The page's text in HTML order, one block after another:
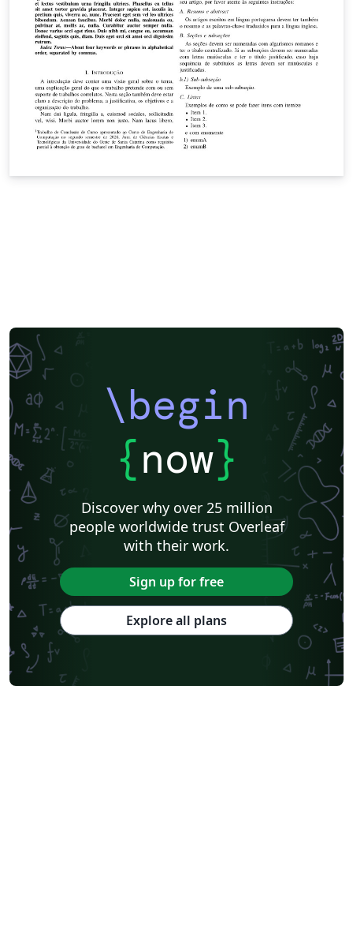
\begin
{now}
Discover why over 25 million
people worldwide trust Overleaf
with their work.
Sign up for free
Explore all plans